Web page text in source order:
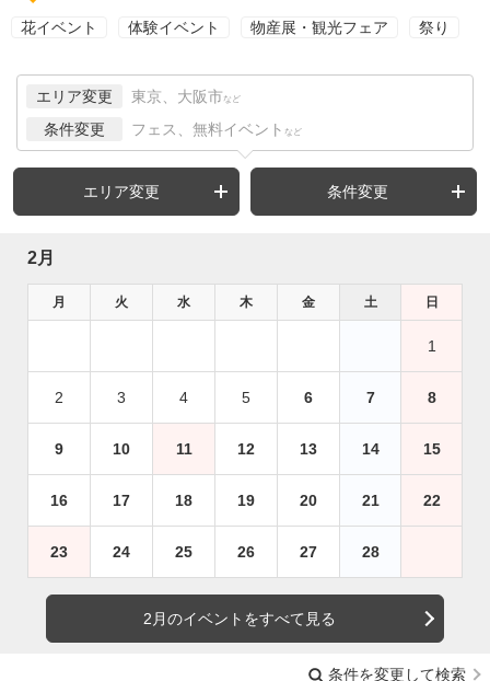
花イベント 体験イベント 物産展・観光フェア 祭り
エリア変更 東京、大阪市 など
条件変更 フェス、無料イベント など
エリア変更 条件変更
2月
月 火 水 木 金 土 日
1
2 3 4 5 6 7 8
9 10 11 12 13 14 15
16 17 18 19 20 21 22
23 24 25 26 27 28
2月のイベントをすべて見る
条件を変更して検索